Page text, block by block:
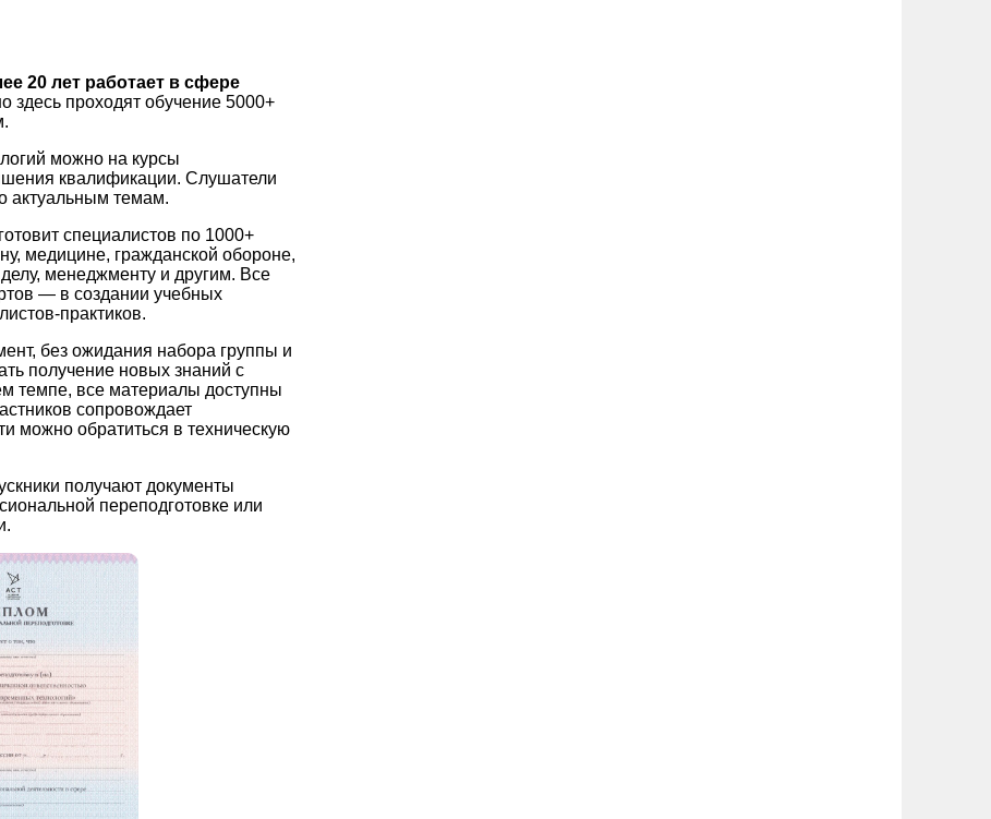
20 лет работает в сфере
здесь проходят обучение 5000+
можно на курсы
квалификации. Слушатели
актуальным темам.
специалистов по 1000+
медицине, гражданской обороне,
менеджменту и другим. Все
— в создании учебных
практиков.
без ожидания набора группы и
получение новых знаний с
темпе, все материалы доступны
сопровождает
можно обратиться в техническую
получают документы
переподготовке или